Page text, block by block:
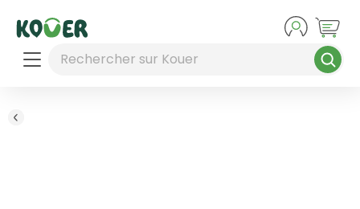
Rechercher sur Kouer